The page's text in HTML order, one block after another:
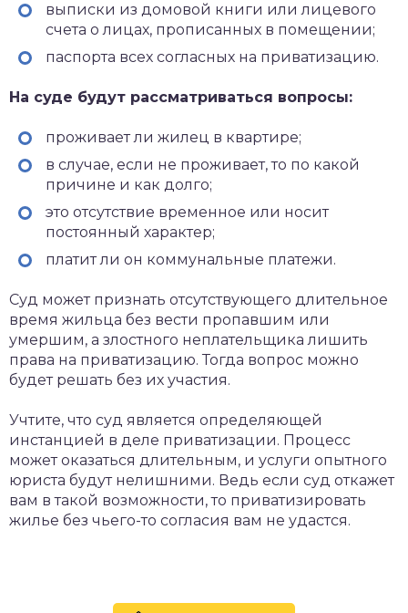
выписки из домовой книги или лицевого
счета о лицах, прописанных в помещении;
паспорта всех согласных на приватизацию.
На суде будут рассматриваться вопросы:
проживает ли жилец в квартире;
в случае, если не проживает, то по какой
причине и как долго;
это отсутствие временное или носит
постоянный характер;
платит ли он коммунальные платежи.
Суд может признать отсутствующего длительное
время жильца без вести пропавшим или
умершим, а злостного неплательщика лишить
права на приватизацию. Тогда вопрос можно
будет решать без их участия.
Учтите, что суд является определяющей
инстанцией в деле приватизации. Процесс
может оказаться длительным, и услуги опытного
юриста будут нелишними. Ведь если суд откажет
вам в такой возможности, то приватизировать
жилье без чьего-то согласия вам не удастся.